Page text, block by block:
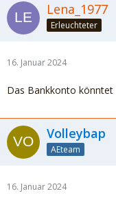
Lena_1977
Erleuchteter
16. Januar 2024
Das Bankkonto
Volleybap
AEteam
16. Januar 2024